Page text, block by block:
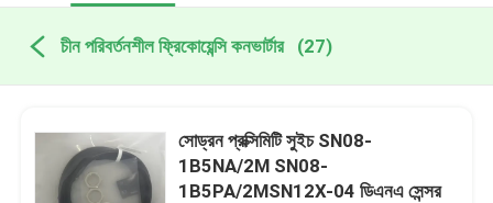
চীন পরিবর্তনশীল ফ্রিকোয়েন্সি কনভার্টার (27)
সোড্রন প্রক্সিমিটি সুইচ SN08-
1B5NA/2M SN08-
1B5PA/2MSN12X-04 ডিএনএ সেন্সর